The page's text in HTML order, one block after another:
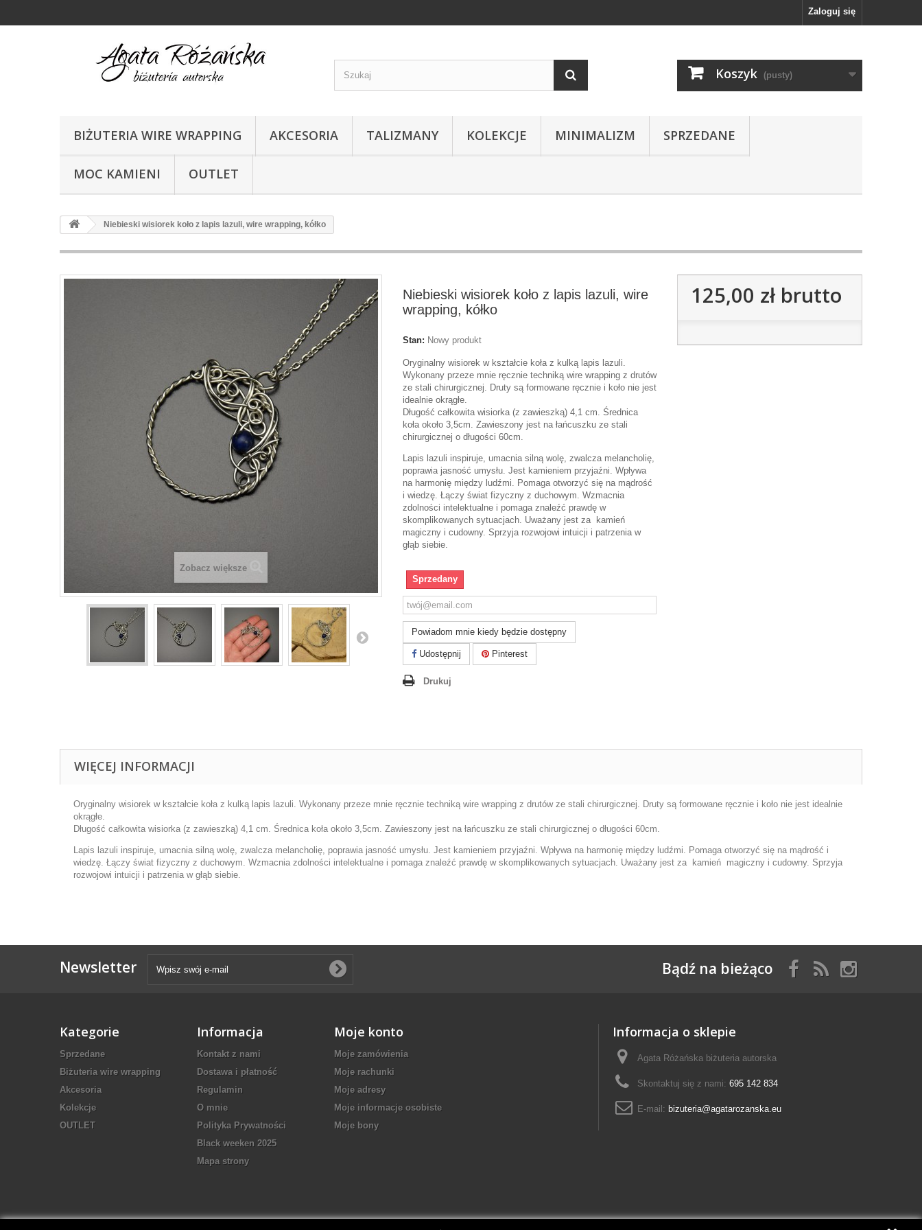
Zaloguj się
Koszyk (pusty)
BIŻUTERIA WIRE WRAPPING AKCESORIA TALIZMANY KOLEKCJE MINIMALIZM SPRZEDANE
MOC KAMIENI OUTLET
Niebieski wisiorek koło z lapis lazuli, wire wrapping, kółko
Zobacz większe
Niebieski wisiorek koło z lapis lazuli, wire
wrapping, kółko
Stan: Nowy produkt
Oryginalny wisiorek w kształcie koła z kulką lapis lazuli.
Wykonany przeze mnie ręcznie techniką wire wrapping z drutów
ze stali chirurgicznej. Druty są formowane ręcznie i koło nie jest
idealnie okrągłe.
Długość całkowita wisiorka (z zawieszką) 4,1 cm. Średnica
koła około 3,5cm. Zawieszony jest na łańcuszku ze stali
chirurgicznej o długości 60cm.
Lapis lazuli inspiruje, umacnia silną wolę, zwalcza melancholię,
poprawia jasność umysłu. Jest kamieniem przyjaźni. Wpływa
na harmonię między ludźmi. Pomaga otworzyć się na mądrość
i wiedzę. Łączy świat fizyczny z duchowym. Wzmacnia
zdolności intelektualne i pomaga znaleźć prawdę w
skomplikowanych sytuacjach. Uważany jest za kamień
magiczny i cudowny. Sprzyja rozwojowi intuicji i patrzenia w
głąb siebie.
Sprzedany
Powiadom mnie kiedy będzie dostępny
Udostępnij Pinterest
Drukuj
125,00 złbrutto
WIĘCEJ INFORMACJI
Oryginalny wisiorek w kształcie koła z kulką lapis lazuli. Wykonany przeze mnie ręcznie techniką wire wrapping z drutów ze stali chirurgicznej. Druty są formowane ręcznie i koło nie jest idealnie
okrągłe.
Długość całkowita wisiorka (z zawieszką) 4,1 cm. Średnica koła około 3,5cm. Zawieszony jest na łańcuszku ze stali chirurgicznej o długości 60cm.
Lapis lazuli inspiruje, umacnia silną wolę, zwalcza melancholię, poprawia jasność umysłu. Jest kamieniem przyjaźni. Wpływa na harmonię między ludźmi. Pomaga otworzyć się na mądrość i
wiedzę. Łączy świat fizyczny z duchowym. Wzmacnia zdolności intelektualne i pomaga znaleźć prawdę w skomplikowanych sytuacjach. Uważany jest za kamień magiczny i cudowny. Sprzyja
rozwojowi intuicji i patrzenia w głąb siebie.
Newsletter Bądź na bieżąco
Kategorie
Sprzedane
Biżuteria wire wrapping
Akcesoria
Kolekcje
OUTLET
Informacja
Kontakt z nami
Dostawa i płatność
Regulamin
O mnie
Polityka Prywatności
Black weeken 2025
Mapa strony
Moje konto
Moje zamówienia
Moje rachunki
Moje adresy
Moje informacje osobiste
Moje bony
Informacja o sklepie
Agata Różańska biżuteria autorska
Skontaktuj się z nami: 695 142 834
E-mail: bizuteria@agatarozanska.eu